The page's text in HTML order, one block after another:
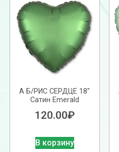
А Б/РИС СЕРДЦЕ 18″
Сатин Emerald
120.00₽
В корзину